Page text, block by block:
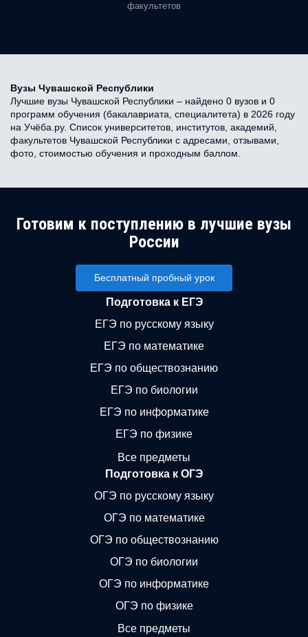
факультетов
Вузы Чувашской Республики
Лучшие вузы Чувашской Республики – найдено 0 вузов и 0
программ обучения (бакалавриата, специалитета) в 2026 году
на Учёба.ру. Список университетов, институтов, академий,
факультетов Чувашской Республики с адресами, отзывами,
фото, стоимостью обучения и проходным баллом.
Готовим к поступлению в лучшие вузы
России
Бесплатный пробный урок
Подготовка к ЕГЭ
ЕГЭ по русскому языку
ЕГЭ по математике
ЕГЭ по обществознанию
ЕГЭ по биологии
ЕГЭ по информатике
ЕГЭ по физике
Все предметы
Подготовка к ОГЭ
ОГЭ по русскому языку
ОГЭ по математике
ОГЭ по обществознанию
ОГЭ по биологии
ОГЭ по информатике
ОГЭ по физике
Все предметы